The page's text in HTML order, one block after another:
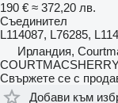
190 € ≈ 372,20 лв.
Съединител
L114087, L76285,
Ирландия,
Свържете се с
Добави към